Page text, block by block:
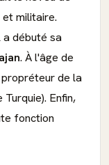
militaire.
débuté sa
. À l'âge de
de la
Enfin,
fonction